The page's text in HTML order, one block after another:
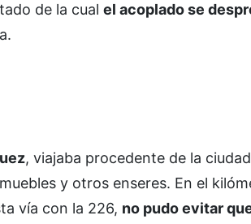
de la cual el acoplado se
, viajaba procedente de la ciudad
y otros enseres. En el
vía con la 226, no pudo evitar